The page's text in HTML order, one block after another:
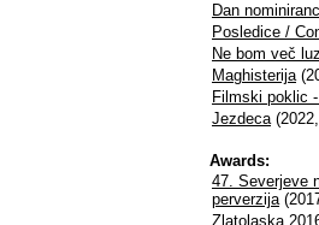
Dan
Posledice /
Ne bom več
Maghisterija
Filmski poklic
Jezdeca
Awards:
47. Severjeve
perverzija
Zlatolaska